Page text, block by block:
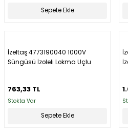
Sepete Ekle
İzeltaş 4773190040 1000V
Süngüsü İzoleli Lokma Uçlu
763,33 TL
Stokta Var
Sepete Ekle